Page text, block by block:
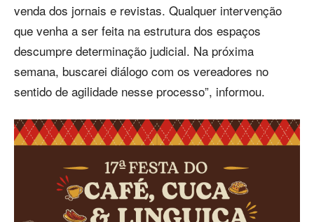
venda dos jornais e revistas. Qualquer intervenção
que venha a ser feita na estrutura dos espaços
descumpre determinação judicial. Na próxima
semana, buscarei diálogo com os vereadores no
sentido de agilidade nesse processo”, informou.